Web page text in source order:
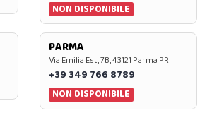
NON DISPONIBILE
PARMA
Via Emilia Est, 7B, 43121 Parma PR
+39 349 766 8789
NON DISPONIBILE